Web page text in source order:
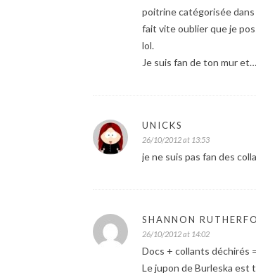
poitrine catégorisée
fait vite oublier que je
lol.
Je suis fan de ton mur
UNICKS
26/10/2012 at 13:53
je ne suis pas fan des
SHANNON
26/10/2012 at 14:02
Docs + collants déchirés
Le jupon de Burleska est